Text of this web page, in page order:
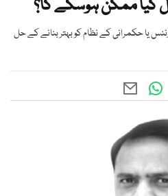
کیا ممکن ہوسکے گا؟
یا حکمرانی کے نظام کو بہتر بنانے کے حل